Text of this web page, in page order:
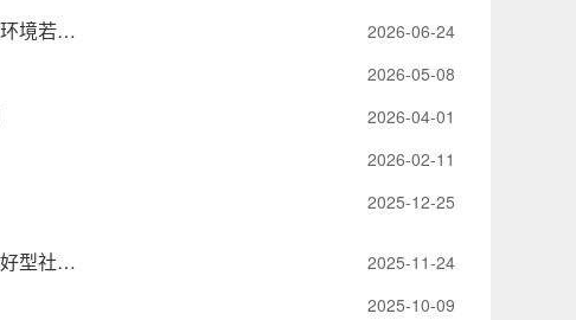
转发湖南省人民政府办公厅关于印发《湖南省以问题为靶心优化营商环境若干举措》的通知 2026-06-24
2026-05-08
2026-04-01
2026-02-11
2025-12-25
湖南省人民政府办公厅印发《关于完善生育支持政策推动建设生育友好型社会的十条措施》的通知 2025-11-24
2025-10-09